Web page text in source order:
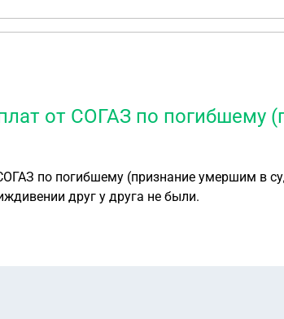
от СОГАЗ по погибшему
по погибшему (признание умершим в
друг у друга не были.